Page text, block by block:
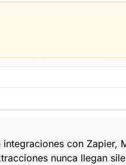
con Zapier,
nunca llegan